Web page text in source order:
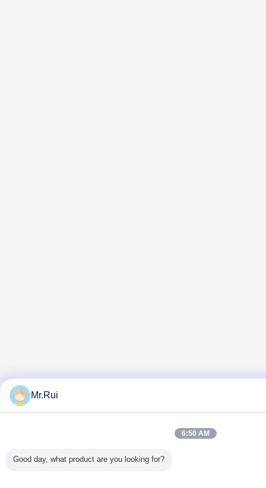
Mr.Rui
6:50 AM
Good day, what product are you looking for?